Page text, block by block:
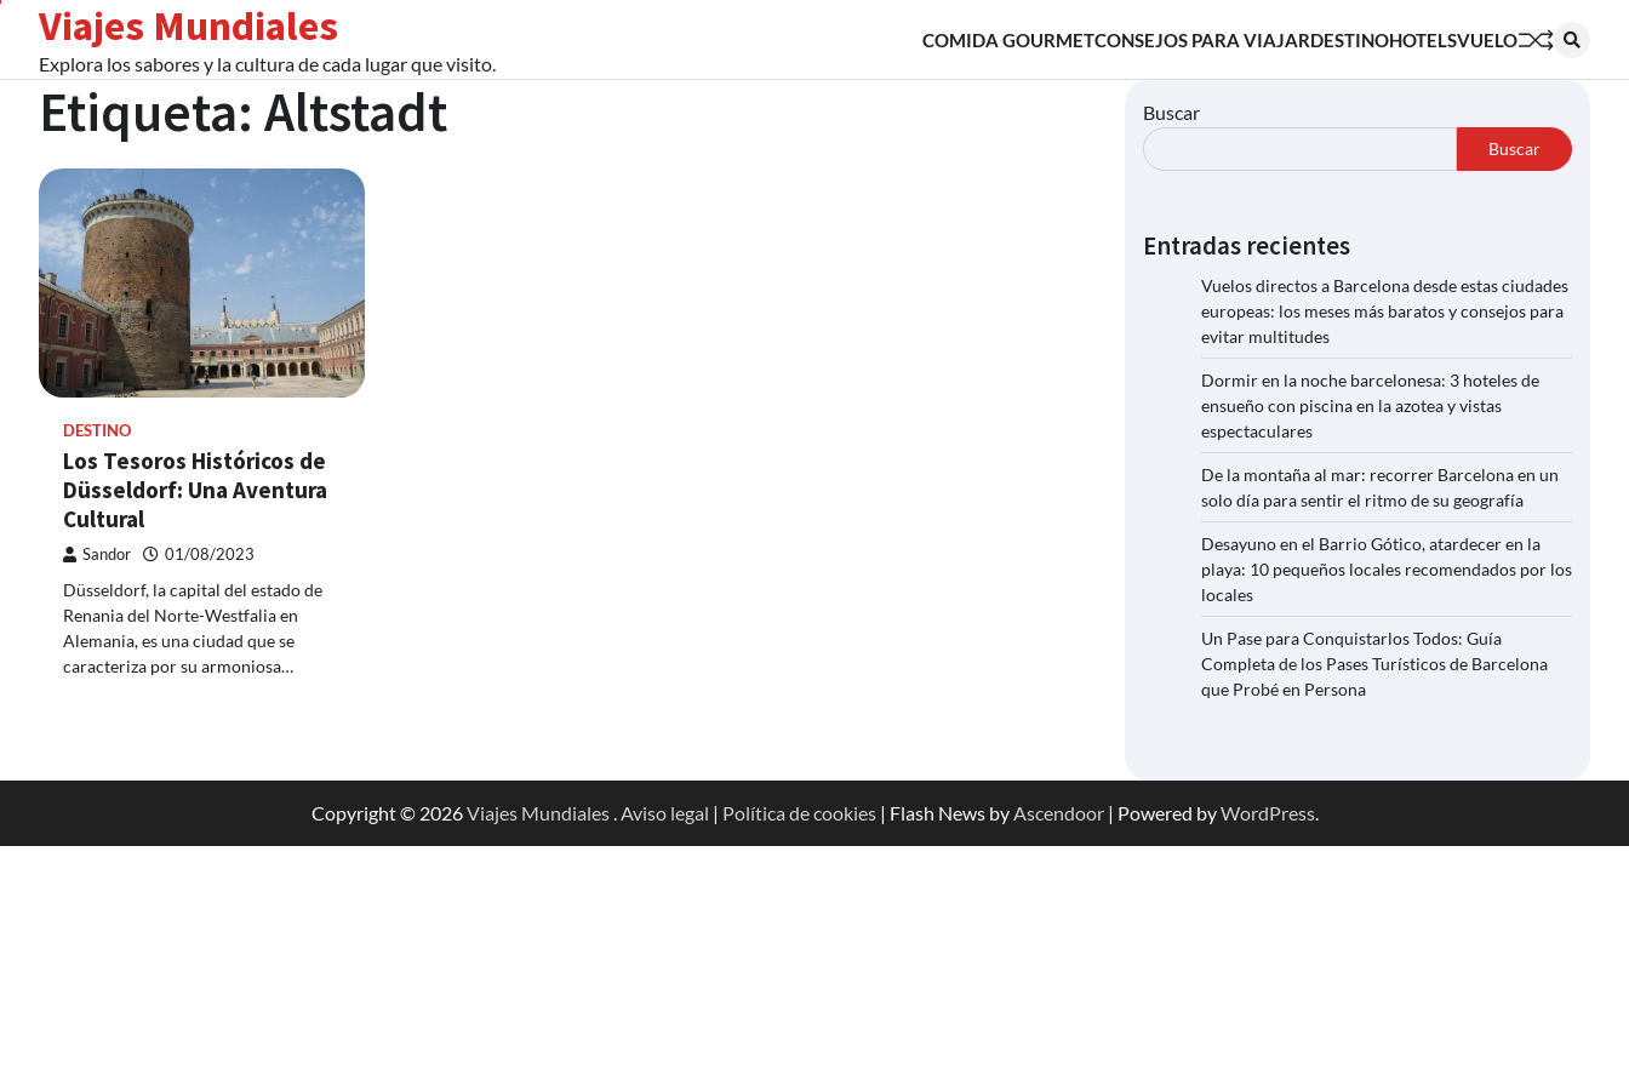
content
Viajes Mundiales
Explora los sabores y la cultura de cada lugar que visito.
COMIDA GOURMETCONSEJOS PARA VIAJARDESTINOHOTELSVUELO
Etiqueta: Altstadt
DESTINO
Los Tesoros Históricos de
Düsseldorf: Una Aventura
Cultural
Sandor 01/08/2023
Düsseldorf, la capital del estado de
Renania del Norte-Westfalia en
Alemania, es una ciudad que se
caracteriza por su armoniosa…
Buscar
Buscar
Entradas recientes
Vuelos directos a Barcelona desde estas ciudades
europeas: los meses más baratos y consejos para
evitar multitudes
Dormir en la noche barcelonesa: 3 hoteles de
ensueño con piscina en la azotea y vistas
espectaculares
De la montaña al mar: recorrer Barcelona en un
solo día para sentir el ritmo de su geografía
Desayuno en el Barrio Gótico, atardecer en la
playa: 10 pequeños locales recomendados por los
locales
Un Pase para Conquistarlos Todos: Guía
Completa de los Pases Turísticos de Barcelona
que Probé en Persona
Copyright © 2026Viajes Mundiales.Aviso legal | Política de cookies| Flash News byAscendoor| Powered byWordPress.